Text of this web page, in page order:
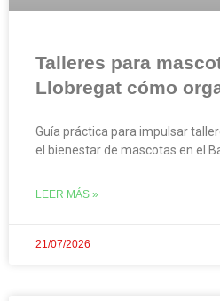
Talleres para
Llobregat cómo
Guía práctica para impulsar
el bienestar de mascotas en el
LEER MÁS »
21/07/2026